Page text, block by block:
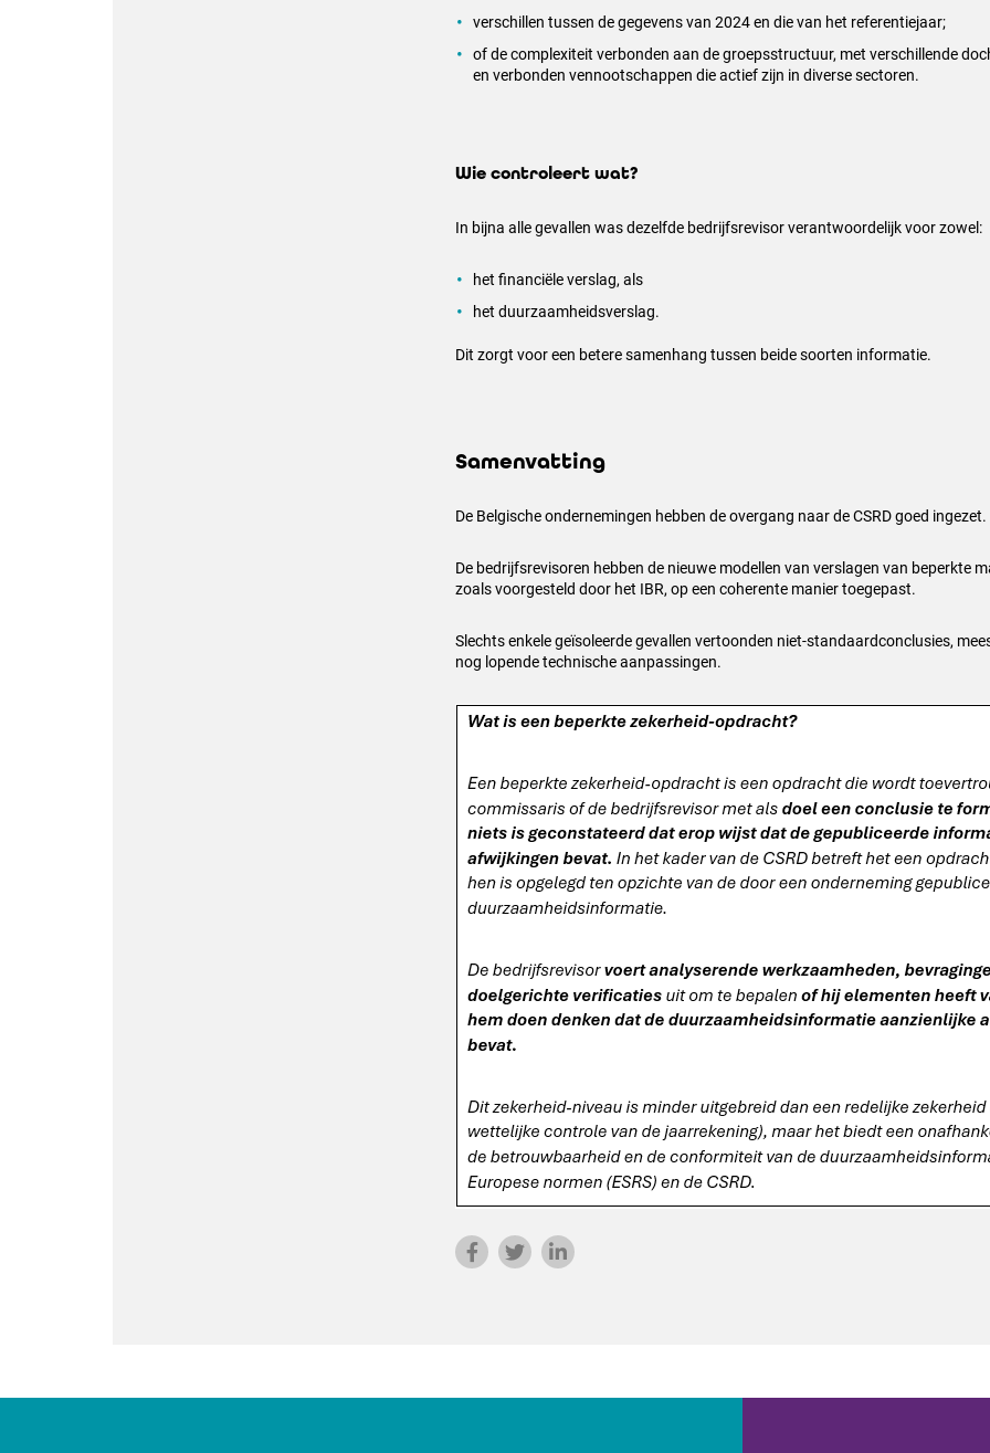
verschillen tussen de gegevens van 2024 en die van het referentiejaar;
of de complexiteit verbonden aan de groepsstructuur, met verschillende
en verbonden vennootschappen die actief zijn in diverse sectoren.
Wie controleert wat?
In bijna alle gevallen was dezelfde bedrijfsrevisor verantwoordelijk voor zowel:
het financiële verslag, als
het duurzaamheidsverslag.
Dit zorgt voor een betere samenhang tussen beide soorten informatie.
Samenvatting
De Belgische ondernemingen hebben de overgang naar de CSRD goed ingezet.
De bedrijfsrevisoren hebben de nieuwe modellen van verslagen van beperkte
zoals voorgesteld door het IBR, op een coherente manier toegepast.
Slechts enkele geïsoleerde gevallen vertoonden niet-standaardconclusies,
nog lopende technische aanpassingen.